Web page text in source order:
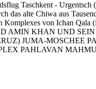
Taschkent -
alte Chiwa aus
von Ichan
AMIN KHAN UND
JUMA-MOSCHEE
MAHMUD